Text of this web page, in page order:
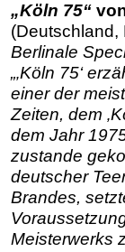
„Köln 75“
(Deutschland,
Berlinale
„‚Köln 75‘
einer der
Zeiten, dem
dem Jahr
zustande
deutscher
Brandes,
Meisterwerks